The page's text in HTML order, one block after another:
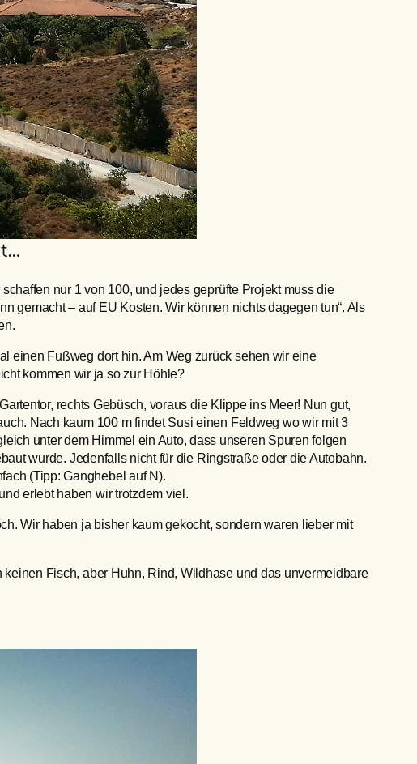
nur 1 von 100, und jedes geprüfte Projekt muss die
gemacht – auf EU Kosten. Wir können nichts dagegen tun“. Als
einen Fußweg dort hin. Am Weg zurück sehen wir eine
kommen wir ja so zur Höhle?
rechts Gebüsch, voraus die Klippe ins Meer! Nun gut,
Nach kaum 100 m findet Susi einen Feldweg wo wir mit 3
unter dem Himmel ein Auto, dass unseren Spuren folgen
wurde. Jedenfalls nicht für die Ringstraße oder die Autobahn.
(Tipp: Ganghebel auf N).
erlebt haben wir trotzdem viel.
Wir haben ja bisher kaum gekocht, sondern waren lieber mit
Fisch, aber Huhn, Rind, Wildhase und das unvermeidbare